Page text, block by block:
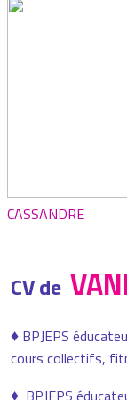
CASSANDRE
CV de
♦ BPJEPS
cours collectifs,
♦ BPJEPS